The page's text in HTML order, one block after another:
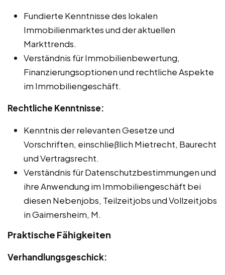
Fundierte Kenntnisse des lokalen
Immobilienmarktes und der aktuellen
Markttrends.
Verständnis für Immobilienbewertung,
Finanzierungsoptionen und rechtliche Aspekte
im Immobiliengeschäft.
Rechtliche Kenntnisse:
Kenntnis der relevanten Gesetze und
Vorschriften, einschließlich Mietrecht, Baurecht
und Vertragsrecht.
Verständnis für Datenschutzbestimmungen und
ihre Anwendung im Immobiliengeschäft bei
diesen Nebenjobs, Teilzeitjobs und Vollzeitjobs
in Gaimersheim, M.
Praktische Fähigkeiten
Verhandlungsgeschick: